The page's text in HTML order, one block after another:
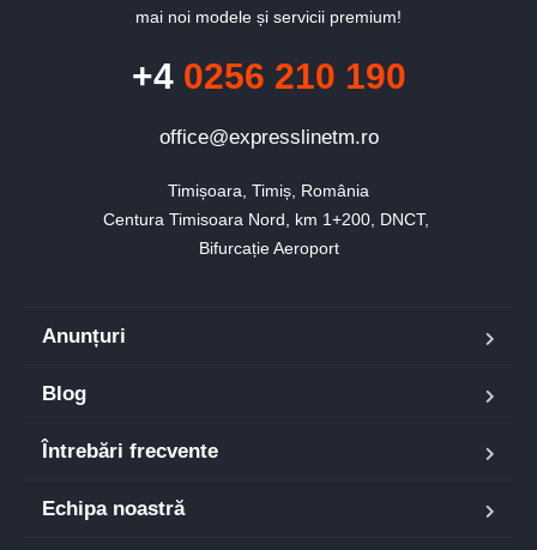
mai noi modele și servicii premium!
+40256 210 190
office@expresslinetm.ro
Timișoara, Timiș, România
Centura Timisoara Nord, km 1+200, DNCT,
Bifurcație Aeroport
Anunțuri
Blog
Întrebări frecvente
Echipa noastră